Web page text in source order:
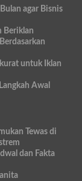
agar Bisnis
Beriklan
untuk Iklan
Awal
Tewas di
dan Fakta